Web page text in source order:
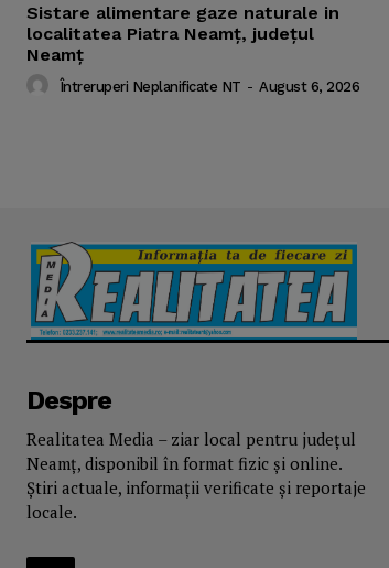
Sistare alimentare gaze naturale in
localitatea Piatra Neamț, județul
Neamț
Întreruperi Neplanificate NT - August 6, 2026
Despre
Realitatea Media – ziar local pentru județul
Neamț, disponibil în format fizic și online.
Știri actuale, informații verificate și reportaje
locale.